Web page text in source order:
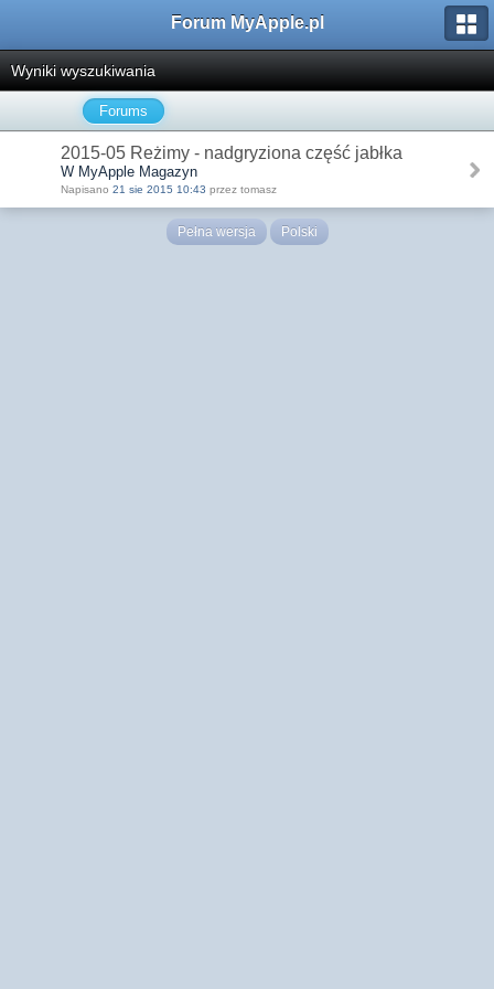
Forum MyApple.pl
Wyniki wyszukiwania
Forums
2015-05 Reżimy - nadgryziona część jabłka
W MyApple Magazyn
Napisano 21 sie 2015 10:43 przez tomasz
Pełna wersja Polski